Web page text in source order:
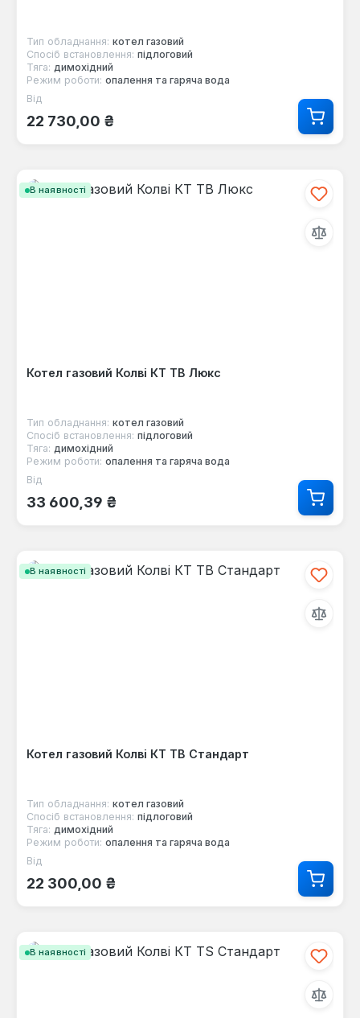
Тип обладнання: котел газовий
Спосіб встановлення: підлоговий
Тяга: димохідний
Режим роботи: опалення та гаряча вода
Звичайна ціна:
Від
22 730,00 ₴
В наявності
Котел газовий Колві КТ TB Люкс
Тип обладнання: котел газовий
Спосіб встановлення: підлоговий
Тяга: димохідний
Режим роботи: опалення та гаряча вода
Звичайна ціна:
Від
33 600,39 ₴
В наявності
Котел газовий Колві КТ TB Стандарт
Тип обладнання: котел газовий
Спосіб встановлення: підлоговий
Тяга: димохідний
Режим роботи: опалення та гаряча вода
Звичайна ціна:
Від
22 300,00 ₴
В наявності